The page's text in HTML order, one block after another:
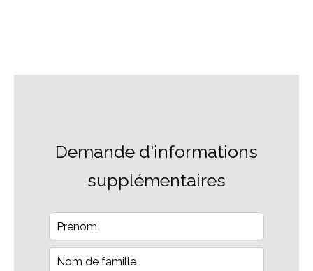
Demande d'informations
supplémentaires